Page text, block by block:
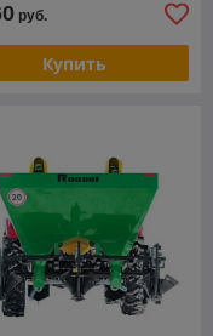
руб.
Купить